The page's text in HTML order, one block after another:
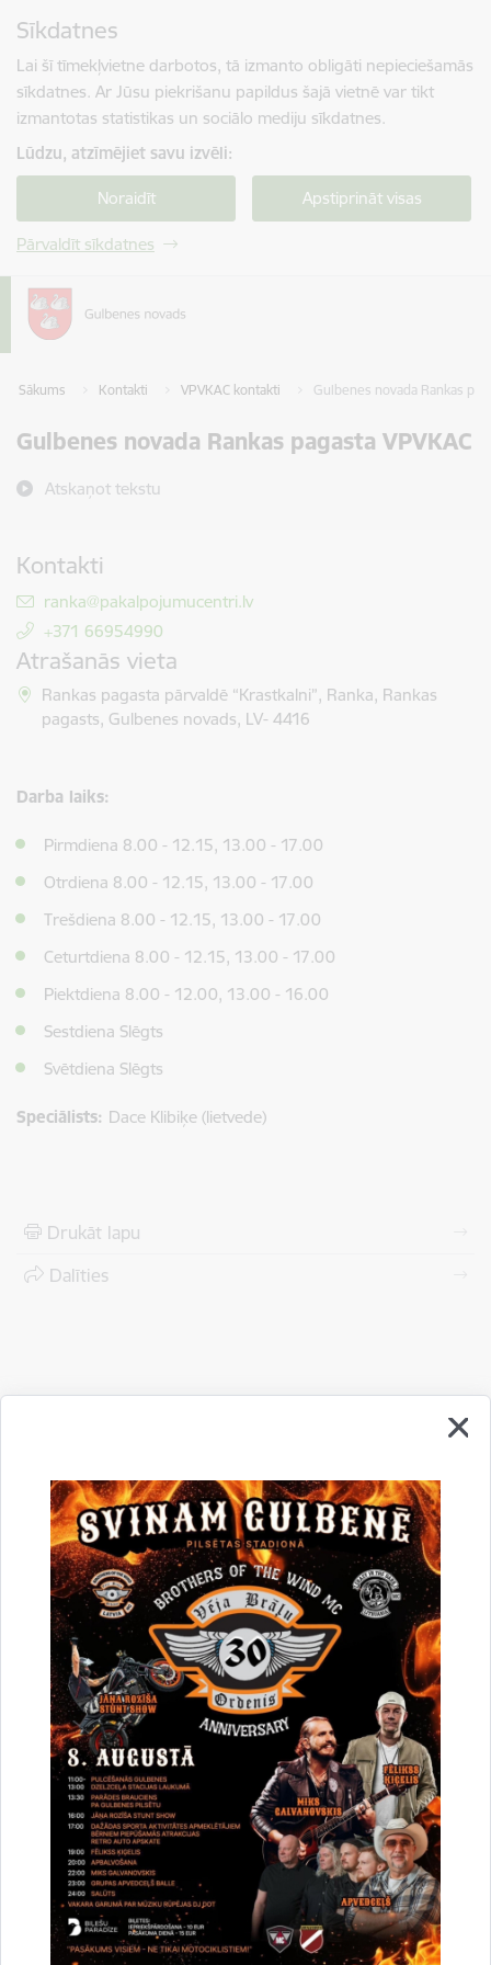
Sīkdatnes
Lai šī tīmekļvietne darbotos, tā izmanto obligāti nepieciešamās
sīkdatnes. Ar Jūsu piekrišanu papildus šajā vietnē var tikt
izmantotas statistikas un sociālo mediju sīkdatnes.
Lūdzu, atzīmējiet savu izvēli:
Noraidīt Apstiprināt visas
Pārvaldīt sīkdatnes
Sākums Kontakti VPVKAC kontakti Gulbenes novada Rankas
Gulbenes novada Rankas pagasta VPVKAC
Atskaņot tekstu
Kontakti
E-pasts:
ranka@pakalpojumucentri.lv
+371 66954990
Atrašanās vieta
Rankas pagasta pārvaldē “Krastkalni”, Ranka, Rankas
pagasts, Gulbenes novads, LV- 4416
Darba laiks:
Pirmdiena 8.00 - 12.15, 13.00 - 17.00
Otrdiena 8.00 - 12.15, 13.00 - 17.00
Trešdiena 8.00 - 12.15, 13.00 - 17.00
Ceturtdiena 8.00 - 12.15, 13.00 - 17.00
Piektdiena 8.00 - 12.00, 13.00 - 16.00
Sestdiena Slēgts
Svētdiena Slēgts
Speciālists: Dace Klibiķe (lietvede)
Drukāt lapu
Dalīties
Vai šī informācija bija noderīga?
Sniegt atsauksmi
Esi pirmais, kurš uzzina!
Piesakies jaunumu saņemšanai savā e-pastā.